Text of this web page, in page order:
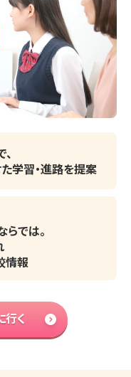
学習・進路を提案
では。
情報
く